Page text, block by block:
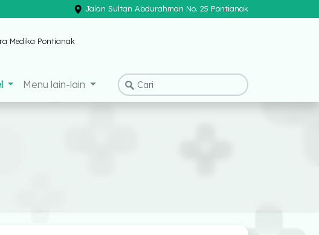
Jalan Sultan Abdurahman No. 25 Pontianak
Menu lain-lain